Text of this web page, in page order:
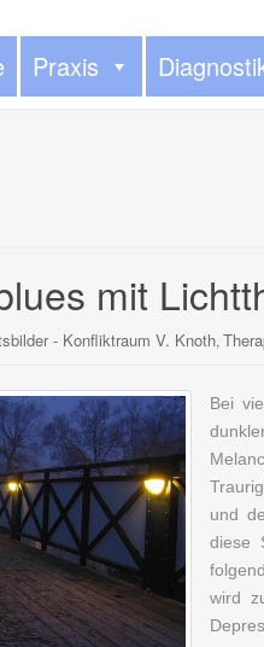
Praxis
mit
- Konfliktraum V. Knoth,
Bei
und
diese
wird